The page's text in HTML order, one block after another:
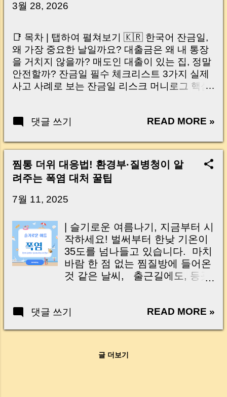
3월 28, 2026
📑 목차 | 탭하여 펼쳐보기 🇰🇷 한국어 잔금일,
왜 가장 중요한 날일까요? 대출금은 왜 내 통장
을 거치지 않을까? 매도인 대출이 있는 집, 정말
안전할까? 잔금일 필수 체크리스트 3가지 실제
사고 사례로 보는 잔금일 리스크 머니로그 핵심
Your Account Is It Safe If the Seller Has a
Real Risks and Mistakes to Avoid MoneyLog
Key Takeaway 혹시 이런 생각 해보신 적 있으
신가요? “잔금일… 그냥 돈 보내고 끝나는 거 아
닌가요?” 하지만 현장에서 보면 전혀 그렇지 않
습니다. 잔금일은 ‘서류 몇 장 처리하는 날’이 아
이는 가장 긴장되는 순간 입니다. 실제로 제가
중개 현장에서 겪었던 일입니다. 금요일 오후 3
시, 이체 한도에 막혀 송금이 멈췄고 그 자리에
서 계약이 무산될 뻔한 아찔한 상황이 있었습니
다. 또 어떤 분은 이렇게 말씀하십니다. “내 대출
인데 왜 내 통장으로 안 들어오죠?” “매도인이 대
사실은 ‘구조’를 몰라서 생기는 걱정입니다. 그래
서 오늘은 잔금일에 실제로 돈이 어떻게 움직이
는지, 왜 사고가 나는지, 그리고 무엇을 꼭 준비
드리겠습니다. 이 글 하나만 제대로 이해하시면,
댓글 쓰기 READ MORE »
찜통 더위 대응법! 환경부·질병청이 알
려주는 폭염 대처 꿀팁
7월 11, 2025
| 슬기로운 여름나기, 지금부터 시
작하세요! 벌써부터 한낮 기온이
35도를 넘나들고 있습니다. 마치
바람 한 점 없는 찜질방에 들어온
것 같은 날씨, 출근길에도, 등굣
이런 폭염이 단순히 ‘덥다’로 끝나
할 수 있습니다. 특히, 어린이, 노
댓글 쓰기 READ MORE »
글 더보기